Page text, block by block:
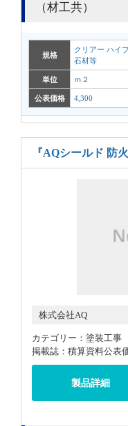
（材工共）
規格
クリアー ハイ
石材等
単位 ｍ２
公表価格 4,300
『AQシールド 防
株式会社AQ
カテゴリー：塗装工事
掲載誌：積算資料公表
製品詳細